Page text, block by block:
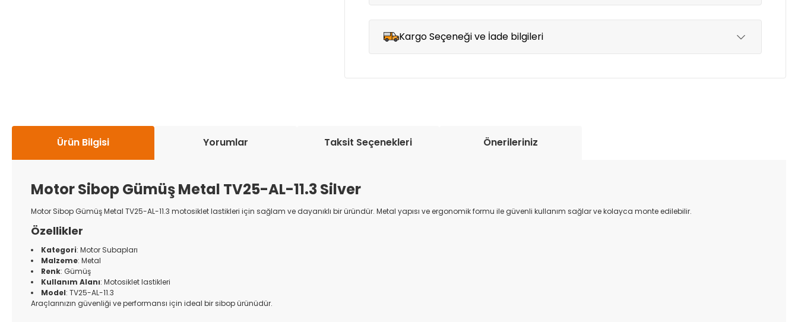
Kargo Seçeneği ve İade bilgileri
Ürün Bilgisi Yorumlar Taksit Seçenekleri Önerileriniz
Motor Sibop GümüşMetal TV25-AL-11.3 Silver
Motor Sibop Gümüş Metal TV25-AL-11.3 motosiklet lastikleri için sağlam ve dayanıklı bir üründür. Metal yapısı ve ergonomik formu ile güvenli kullanım sağlar ve kolayca monte edilebilir.
Özellikler
Kategori: Motor Subapları
Malzeme: Metal
Renk: Gümüş
Kullanım Alanı: Motosiklet lastikleri
Model: TV25-AL-11.3
Araçlarınızın güvenliği ve performansı için ideal bir sibop ürünüdür.